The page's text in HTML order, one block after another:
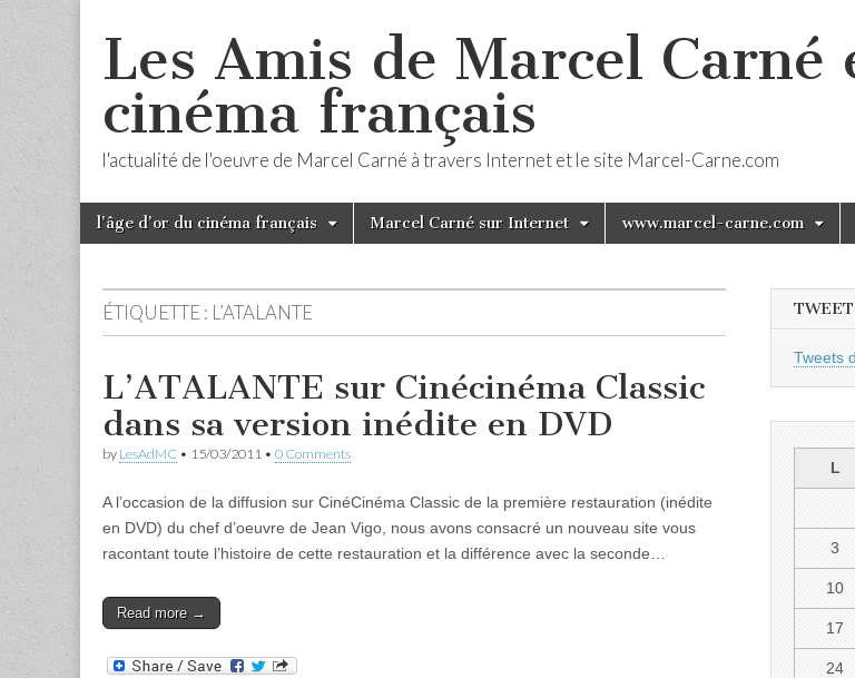
Les Amis de Marcel
cinéma français
l'actualité de l'oeuvre de Marcel Carné à travers Internet et le site Marcel-Carne.com
Main
menu
Skip
l’âge d’or du cinéma français Marcel Carné sur Internet www.marcel-carne.com
ÉTIQUETTE : L’ATALANTE
L’ATALANTE sur Cinécinéma Classic
dans sa version inédite en DVD
by LesAdMC • 15/03/2011 • 0 Comments
A l’occasion de la diffusion sur CinéCinéma Classic de la première restauration (inédite
en DVD) du chef d’oeuvre de Jean Vigo, nous avons consacré un nouveau site vous
racontant toute l’histoire de cette restauration et la différence avec la seconde…
Read more →
TWEET
Tweets
L
3
10
17
24